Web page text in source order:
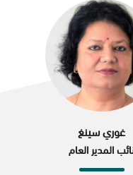
غوري سينغ
المدير العام